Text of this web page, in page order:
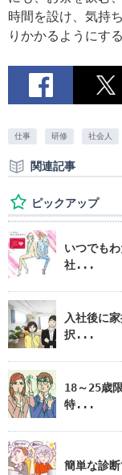
時間を設け、気持
りかかるようにす
仕事 研修 社会人
関連記事
ピックアップ
いつでも
社...
入社後に
択...
18～25歳
特...
簡単な診